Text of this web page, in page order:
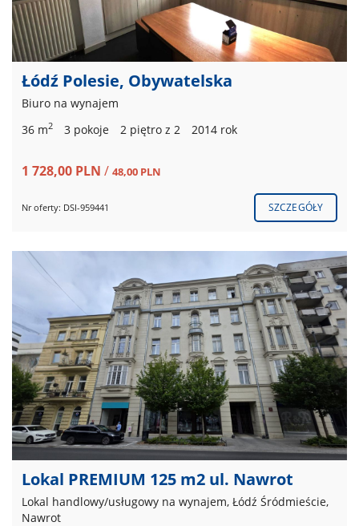
Łódź Polesie, Obywatelska
Biuro na wynajem
36 m2 3 pokoje 2 piętro z 2 2014 rok
1 728,00 PLN / 48,00 PLN
Nr oferty: DSI-959441 SZCZEGÓŁY
Lokal PREMIUM 125 m2 ul. Nawrot
Lokal handlowy/usługowy na wynajem, Łódź Śródmieście,
Nawrot